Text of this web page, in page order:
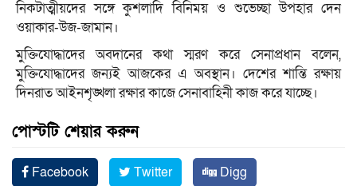
নিকটাত্মীয়দের সঙ্গে কুশলাদি বিনিময় ও শুভেচ্ছা উপহার দেন
ওয়াকার-উজ-জামান।
মুক্তিযোদ্ধাদের অবদানের কথা স্মরণ করে সেনাপ্রধান বলেন,
মুক্তিযোদ্ধাদের জন্যই আজকের এ অবস্থান। দেশের শান্তি রক্ষায়
দিনরাত আইনশৃঙ্খলা রক্ষার কাজে সেনাবাহিনী কাজ করে যাচ্ছে।
পোস্টটি শেয়ার করুন
Facebook Twitter
Digg